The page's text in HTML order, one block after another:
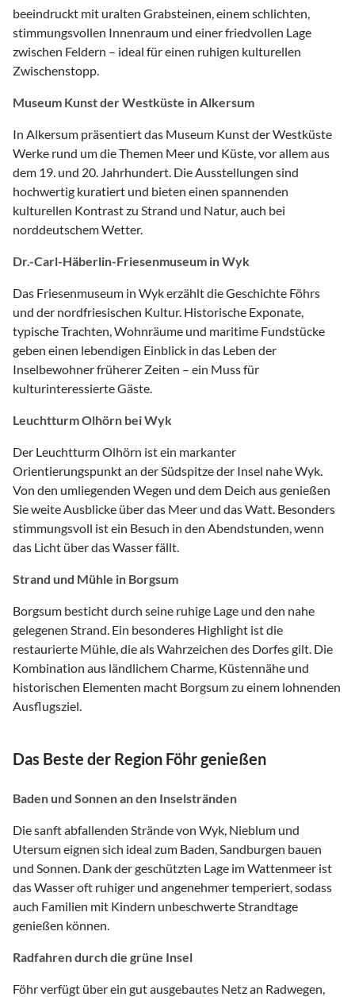
beeindruckt mit uralten Grabsteinen, einem schlichten,
stimmungsvollen Innenraum und einer friedvollen Lage
zwischen Feldern – ideal für einen ruhigen kulturellen
Zwischenstopp.
Museum Kunst der Westküste in Alkersum
In Alkersum präsentiert das Museum Kunst der Westküste
Werke rund um die Themen Meer und Küste, vor allem aus
dem 19. und 20. Jahrhundert. Die Ausstellungen sind
hochwertig kuratiert und bieten einen spannenden
kulturellen Kontrast zu Strand und Natur, auch bei
norddeutschem Wetter.
Dr.-Carl-Häberlin-Friesenmuseum in Wyk
Das Friesenmuseum in Wyk erzählt die Geschichte Föhrs
und der nordfriesischen Kultur. Historische Exponate,
typische Trachten, Wohnräume und maritime Fundstücke
geben einen lebendigen Einblick in das Leben der
Inselbewohner früherer Zeiten – ein Muss für
kulturinteressierte Gäste.
Leuchtturm Olhörn bei Wyk
Der Leuchtturm Olhörn ist ein markanter
Orientierungspunkt an der Südspitze der Insel nahe Wyk.
Von den umliegenden Wegen und dem Deich aus genießen
Sie weite Ausblicke über das Meer und das Watt. Besonders
stimmungsvoll ist ein Besuch in den Abendstunden, wenn
das Licht über das Wasser fällt.
Strand und Mühle in Borgsum
Borgsum besticht durch seine ruhige Lage und den nahe
gelegenen Strand. Ein besonderes Highlight ist die
restaurierte Mühle, die als Wahrzeichen des Dorfes gilt. Die
Kombination aus ländlichem Charme, Küstennähe und
historischen Elementen macht Borgsum zu einem lohnenden
Ausflugsziel.
Das Beste der Region Föhr genießen
Baden und Sonnen an den Inselstränden
Die sanft abfallenden Strände von Wyk, Nieblum und
Utersum eignen sich ideal zum Baden, Sandburgen bauen
und Sonnen. Dank der geschützten Lage im Wattenmeer ist
das Wasser oft ruhiger und angenehmer temperiert, sodass
auch Familien mit Kindern unbeschwerte Strandtage
genießen können.
Radfahren durch die grüne Insel
Föhr verfügt über ein gut ausgebautes Netz an Radwegen,